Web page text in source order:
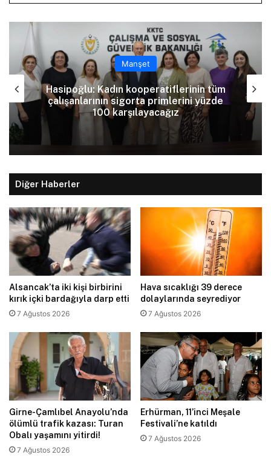
Manşet
Tatar: Enosis zihniyetine karşı varoluş
mücadelemiz devam ediyor
Diğer Haberler
Alsancak’ta iki kişi birbirini
kırık içki bardağıyla darp etti
7 Ağustos 2026
Hava sıcaklığı 39 derece
dolaylarında seyrediyor
7 Ağustos 2026
Girne-Çamlıbel Anayolu’nda
ölümlü trafik kazası: Turan
Obalı yaşamını yitirdi!
7 Ağustos 2026
Erhürman, 11’inci Meşale
Festivali’ne katıldı
7 Ağustos 2026